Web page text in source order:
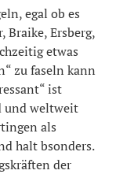
egal ob es
Braike, Ersberg,
etwas
zu faseln kann
ist
und weltweit
als
halt bsonders.
der